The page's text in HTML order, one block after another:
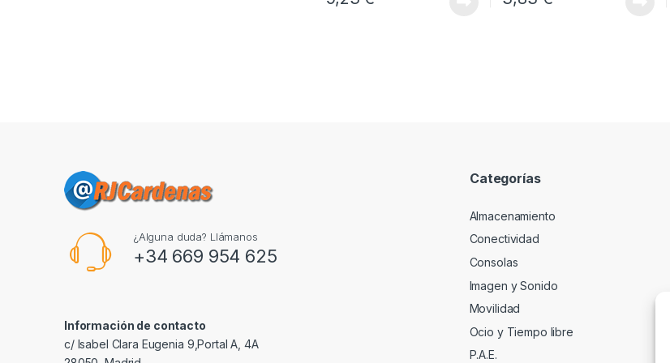
¿Alguna duda? Llámanos
+34 669 954 625
Información de contacto
c/ Isabel Clara Eugenia 9,Portal A, 4A
Categorías
Almacenamiento
Conectividad
Consolas
Imagen y Sonido
Movilidad
Ocio y Tiempo libre
P.A.E.